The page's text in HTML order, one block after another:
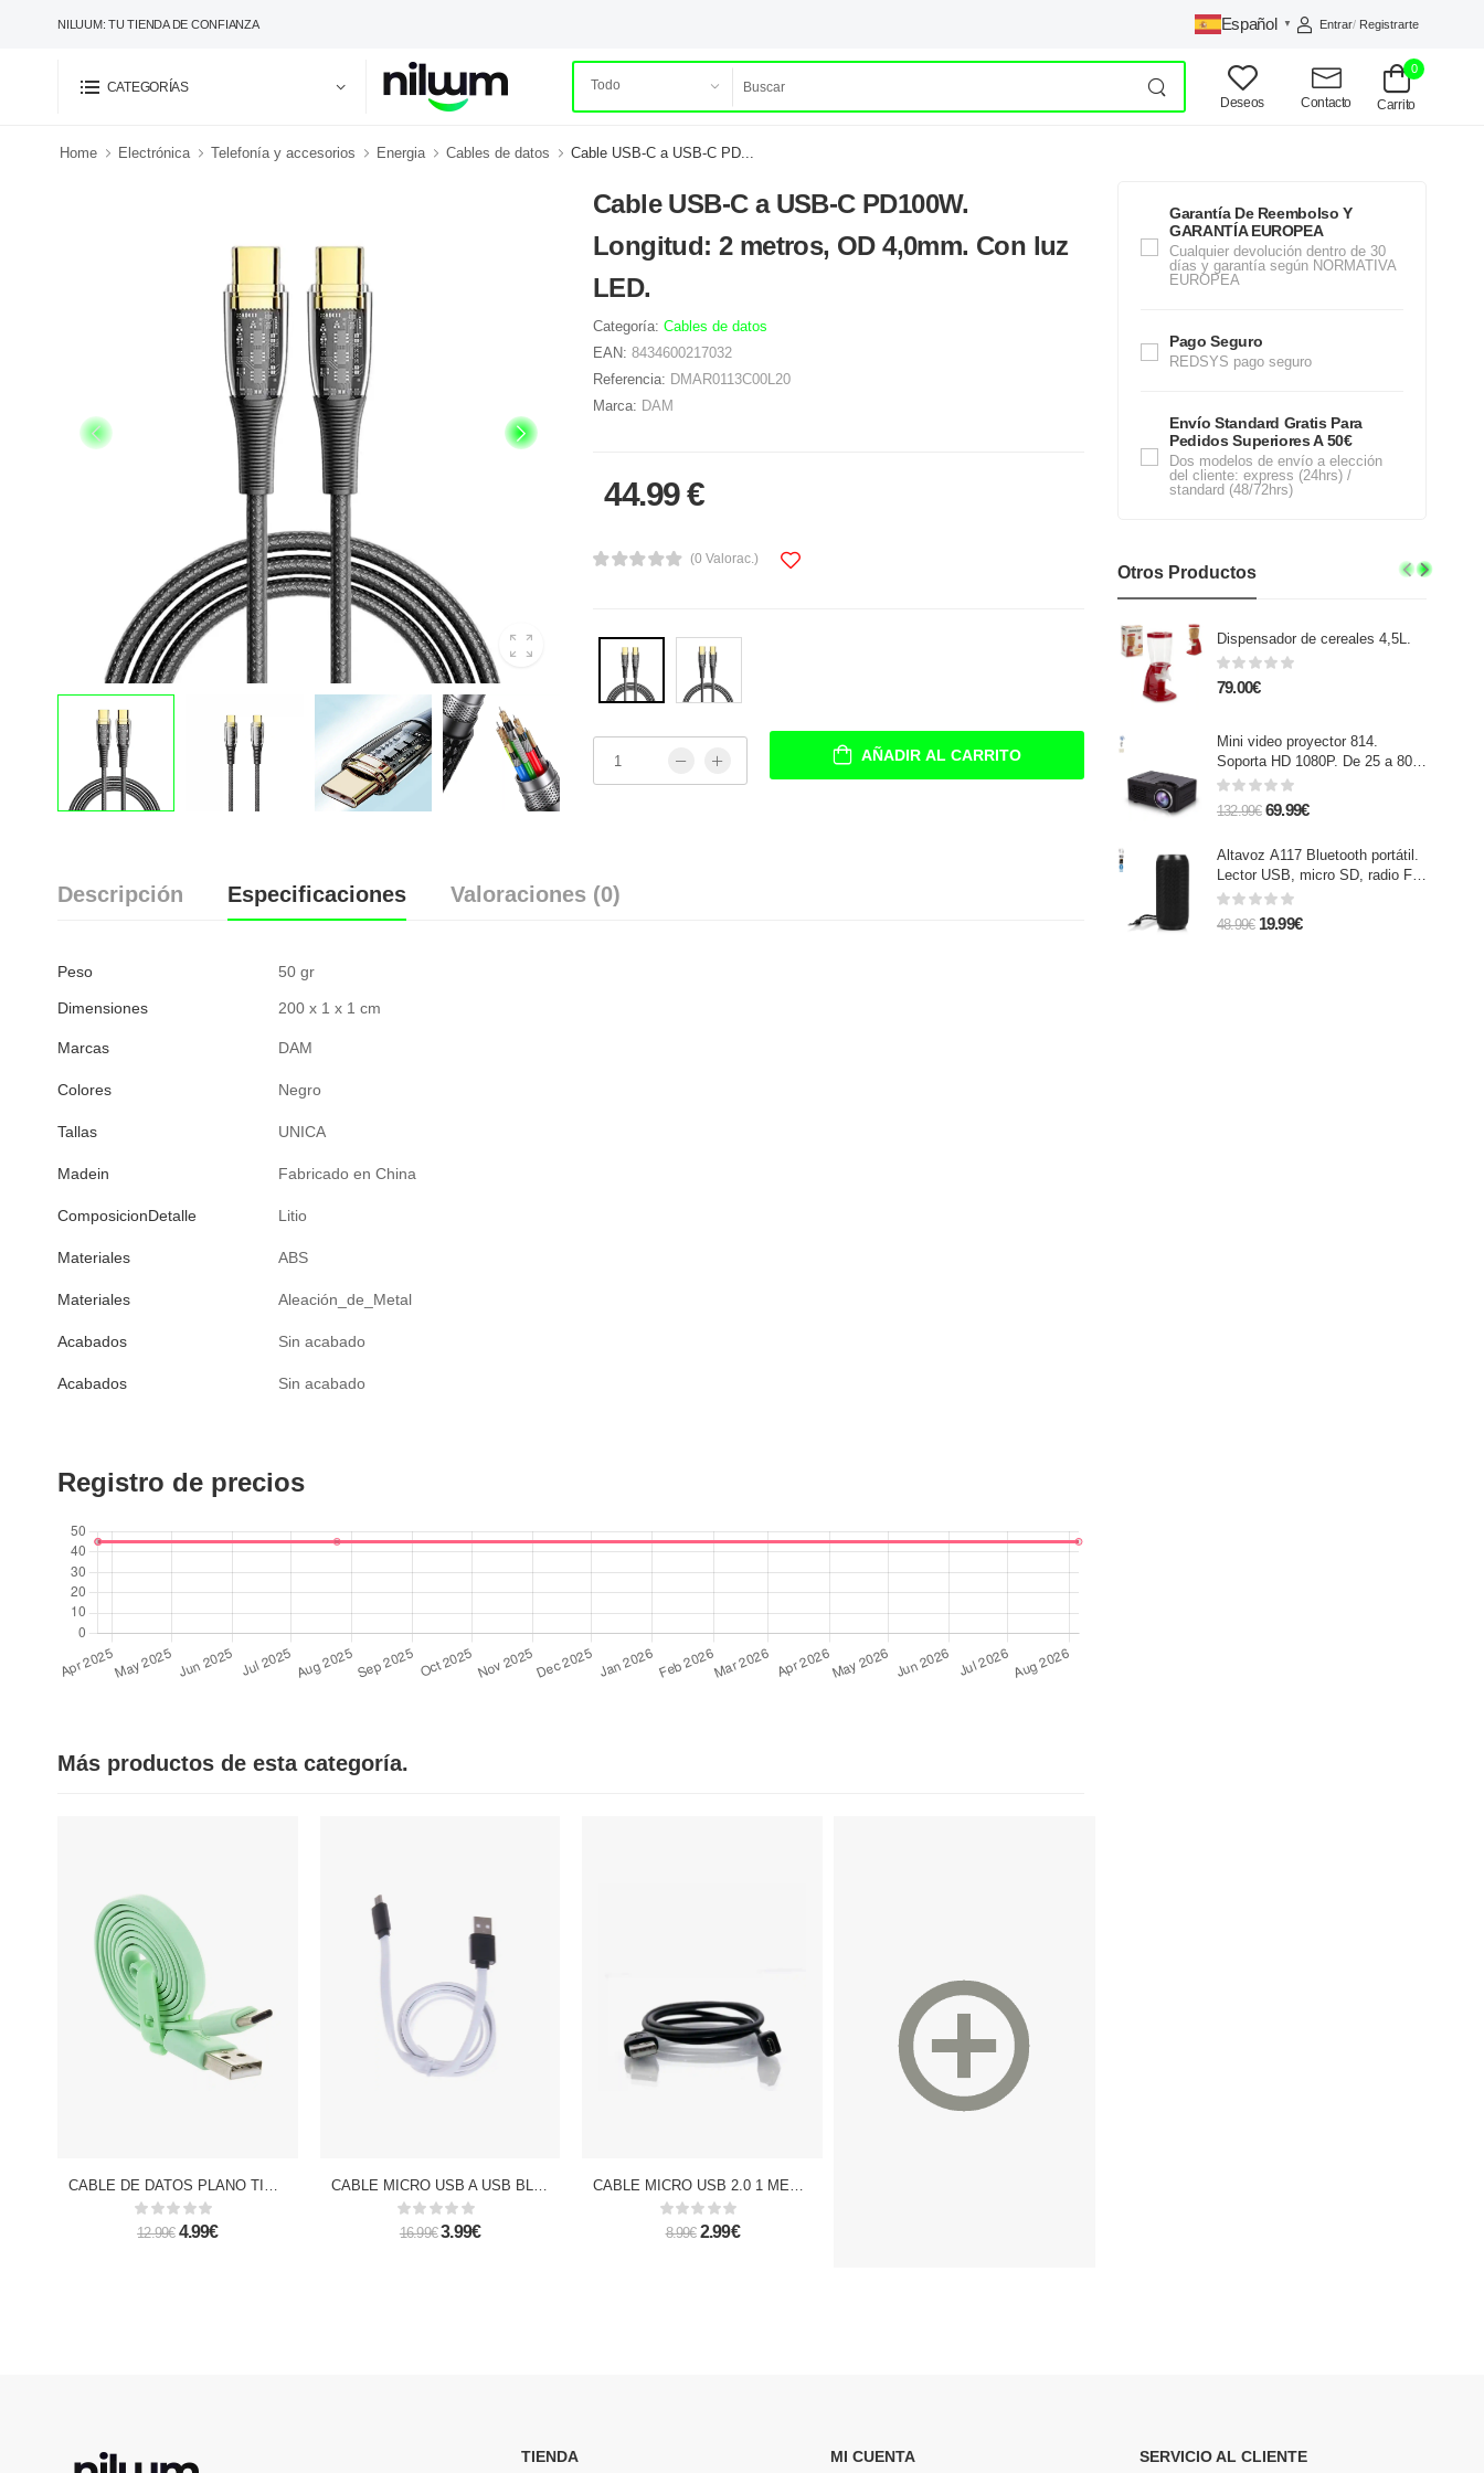
NILUUM: TU TIENDA DE CONFIANZA Español ▼ Entrar/ Registrarte
CATEGORÍAS
Deseos
Contacto
0
Carrito
Home Electrónica Telefonía y accesorios Energia Cables de datos Cable USB-C a USB-C PD...
Cable USB-C a USB-C PD100W.
Longitud: 2 metros, OD 4,0mm. Con luz
LED.
Categoría: Cables de datos
EAN: 8434600217032
Referencia: DMAR0113C00L20
Marca: DAM
44.99 €
(0 Valorac.)
AÑADIR AL CARRITO
Descripción Especificaciones Valoraciones (0)
Peso 50 gr
Dimensiones 200 x 1 x 1 cm
Marcas DAM
Colores Negro
Tallas UNICA
Madein Fabricado en China
ComposicionDetalle Litio
Materiales ABS
Materiales Aleación_de_Metal
Acabados Sin acabado
Acabados Sin acabado
Registro de precios
Más productos de esta categoría.
CABLE DE DATOS PLANO TIPO C
12.99€ 4.99€
CABLE MICRO USB A USB BLANCO/NEGRO
16.99€ 3.99€
CABLE MICRO USB 2.0 1 METRO NEGRO
8.99€ 2.99€
Garantía De Reembolso Y
GARANTÍA EUROPEA
Cualquier devolución dentro de 30
días y garantía según NORMATIVA
EUROPEA
Pago Seguro
REDSYS pago seguro
Envío Standard Gratis Para
Pedidos Superiores A 50€
Dos modelos de envío a elección
del cliente: express (24hrs) /
standard (48/72hrs)
Otros Productos
Dispensador de cereales 4,5L.
79.00€
Mini video proyector 814.
Soporta HD 1080P. De 25 a 80
pulgadas, contraste 1000:1,
altavoz incorporado y mando a
distancia.
132.99€ 69.99€
Altavoz A117 Bluetooth portátil.
Lector USB, micro SD, radio FM
y manos libres. Entrada auxiliar
jack 3,5mm.
48.99€ 19.99€
TIENDA MI CUENTA SERVICIO AL CLIENTE